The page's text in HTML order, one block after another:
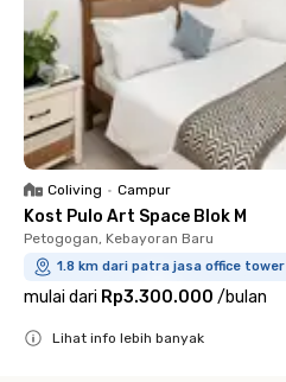
Coliving • Campur
Kost Pulo Art Space Blok M
Petogogan, Kebayoran Baru
1.8 km dari patra jasa office tower
mulai dari Rp3.300.000 /bulan
Lihat info lebih banyak